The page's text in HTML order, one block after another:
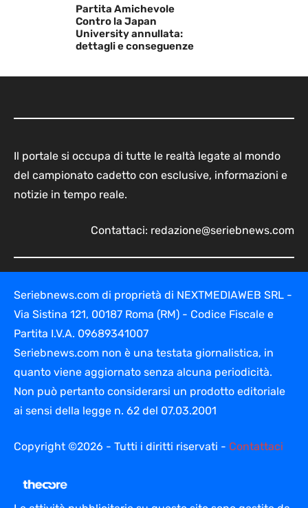
Partita Amichevole
Contro la Japan
University annullata:
dettagli e conseguenze
Il portale si occupa di tutte le realtà legate al mondo
del campionato cadetto con esclusive, informazioni e
notizie in tempo reale.
Contattaci: redazione@seriebnews.com
Seriebnews.com di proprietà di NEXTMEDIAWEB SRL -
Via Sistina 121, 00187 Roma (RM) - Codice Fiscale e
Partita I.V.A. 09689341007
Seriebnews.com non è una testata giornalistica, in
quanto viene aggiornato senza alcuna periodicità.
Non può pertanto considerarsi un prodotto editoriale
ai sensi della legge n. 62 del 07.03.2001
Copyright ©2026 - Tutti i diritti riservati - Contattaci